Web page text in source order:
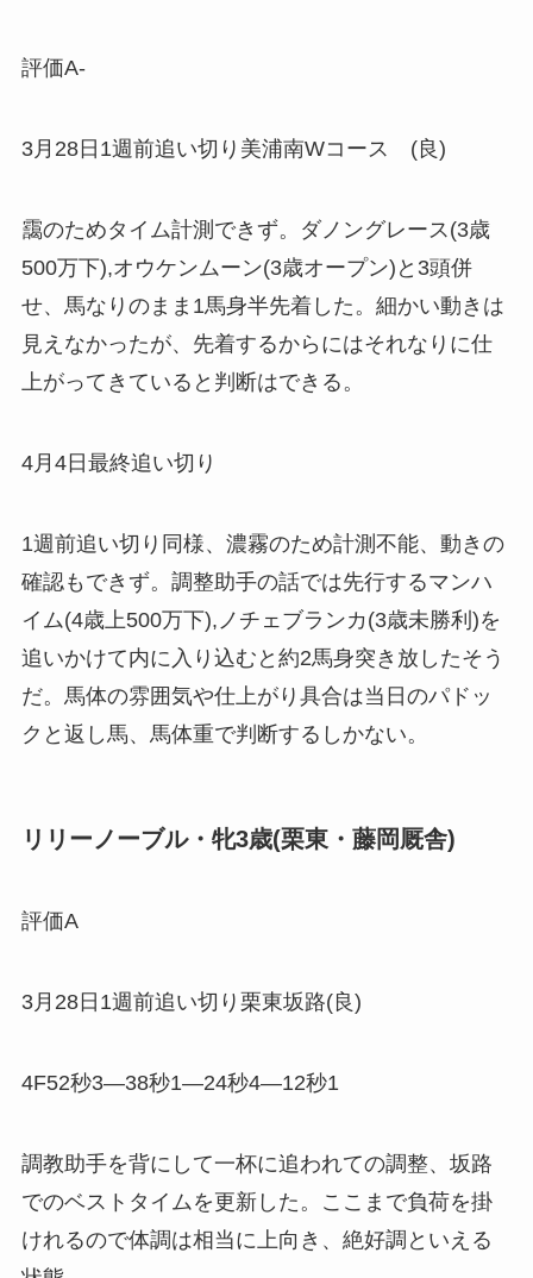
評価A-
3月28日1週前追い切り美浦南Wコース (良)
靄のためタイム計測できず。ダノングレース(3歳
500万下),オウケンムーン(3歳オープン)と3頭併
せ、馬なりのまま1馬身半先着した。細かい動きは
見えなかったが、先着するからにはそれなりに仕
上がってきていると判断はできる。
4月4日最終追い切り
1週前追い切り同様、濃霧のため計測不能、動きの
確認もできず。調整助手の話では先行するマンハ
イム(4歳上500万下),ノチェブランカ(3歳未勝利)を
追いかけて内に入り込むと約2馬身突き放したそう
だ。馬体の雰囲気や仕上がり具合は当日のパドッ
クと返し馬、馬体重で判断するしかない。
リリーノーブル・牝3歳(栗東・藤岡厩舎)
評価A
3月28日1週前追い切り栗東坂路(良)
4F52秒3―38秒1―24秒4―12秒1
調教助手を背にして一杯に追われての調整、坂路
でのベストタイムを更新した。ここまで負荷を掛
けれるので体調は相当に上向き、絶好調といえる